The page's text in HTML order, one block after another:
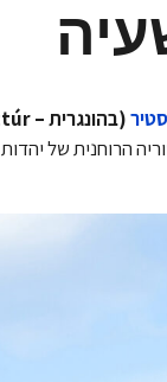
(בהונגרית – Bodrogkeresztúr)
הרוחנית של יהדות